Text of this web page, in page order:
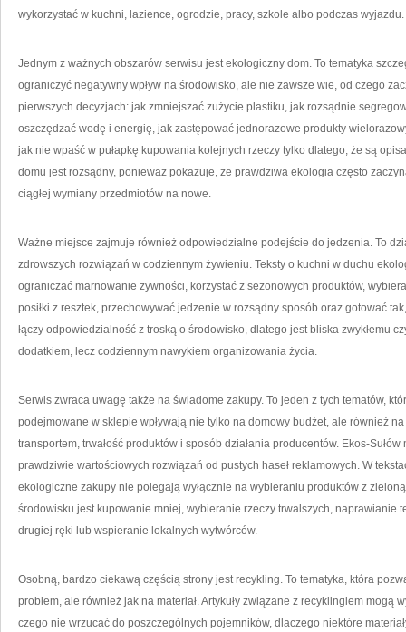
wykorzystać w kuchni, łazience, ogrodzie, pracy, szkole albo podczas wyjazdu.
Jednym z ważnych obszarów serwisu jest ekologiczny dom. To tematyka
ograniczyć negatywny wpływ na środowisko, ale nie zawsze wie, od czego
pierwszych decyzjach: jak zmniejszać zużycie plastiku, jak rozsądnie
oszczędzać wodę i energię, jak zastępować jednorazowe produkty
jak nie wpaść w pułapkę kupowania kolejnych rzeczy tylko dlatego, że są
domu jest rozsądny, ponieważ pokazuje, że prawdziwa ekologia często
ciągłej wymiany przedmiotów na nowe.
Ważne miejsce zajmuje również odpowiedzialne podejście do jedzenia. To
zdrowszych rozwiązań w codziennym żywieniu. Teksty o kuchni w duchu
ograniczać marnowanie żywności, korzystać z sezonowych produktów,
posiłki z resztek, przechowywać jedzenie w rozsądny sposób oraz gotować
łączy odpowiedzialność z troską o środowisko, dlatego jest bliska zwykłemu
dodatkiem, lecz codziennym nawykiem organizowania życia.
Serwis zwraca uwagę także na świadome zakupy. To jeden z tych tematów,
podejmowane w sklepie wpływają nie tylko na domowy budżet, ale również
transportem, trwałość produktów i sposób działania producentów. Ekos-
prawdziwie wartościowych rozwiązań od pustych haseł reklamowych. W
ekologiczne zakupy nie polegają wyłącznie na wybieraniu produktów z
środowisku jest kupowanie mniej, wybieranie rzeczy trwalszych, naprawianie
drugiej ręki lub wspieranie lokalnych wytwórców.
Osobną, bardzo ciekawą częścią strony jest recykling. To tematyka, która
problem, ale również jak na materiał. Artykuły związane z recyklingiem mogą
czego nie wrzucać do poszczególnych pojemników, dlaczego niektóre